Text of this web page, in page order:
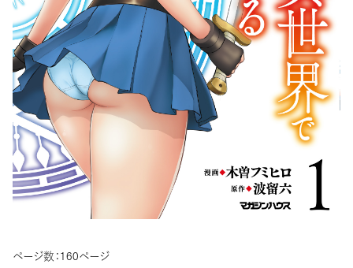
ページ数：160ページ